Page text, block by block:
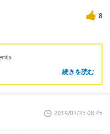
8
続きを読む
2019/02/25 08:45